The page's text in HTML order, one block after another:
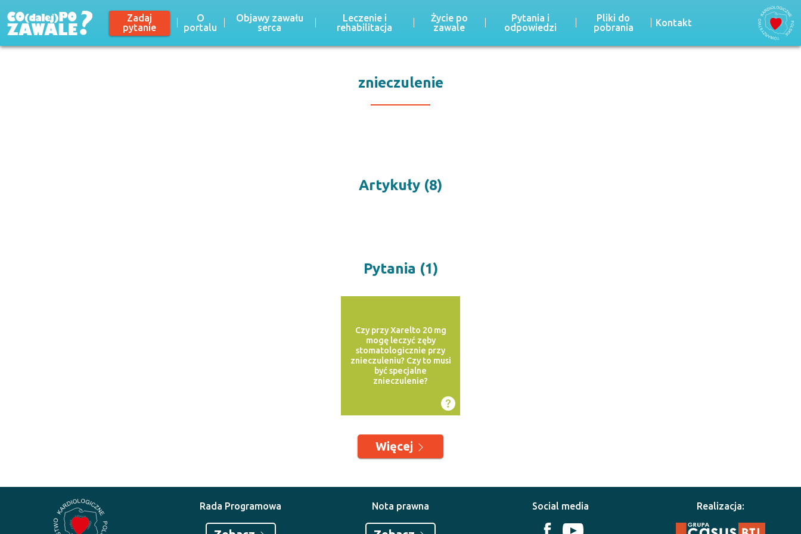
Zadaj
pytanie
O
portalu
Objawy zawału
serca
Leczenie i
rehabilitacja
Życie po
zawale
Pytania i
odpowiedzi
Pliki do
pobrania
Kontakt
znieczulenie
Artykuły (8)
Pytania (1)
Czy przy Xarelto 20 mg
mogę leczyć zęby
stomatologicznie przy
znieczuleniu? Czy to musi
być specjalne
znieczulenie?
Więcej
Rada Programowa Nota prawna Social media Realizacja: